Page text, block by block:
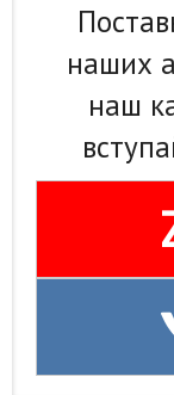
наших
наш